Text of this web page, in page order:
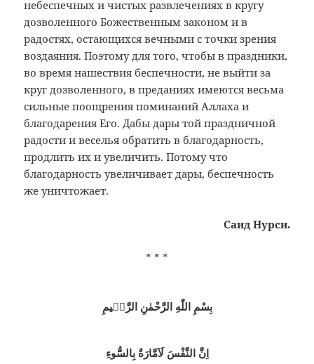
небеспечных и чистых развлечениях в кругу
дозволенного Божественным законом и в
радостях, остающихся вечными с точки зрения
воздаяния. Поэтому для того, чтобы в праздники,
во время нашествия беспечности, не выйти за
круг дозволенного, в преданиях имеются весьма
сильные поощрения поминаний Аллаха и
благодарения Его. Дабы дары той праздничной
радости и веселья обратить в благодарность,
продлить их и увеличить. Потому что
благодарность увеличивает дары, беспечность
же уничтожает.
Саид Нурси.
* * *
بِسْمِ اللّٰهِ الرَّحْمٰنِ الرَّحٖيمِ
اِنَّ النَّفْسَ لَاَمَّارَةٌ بِالسُّٓوءِ